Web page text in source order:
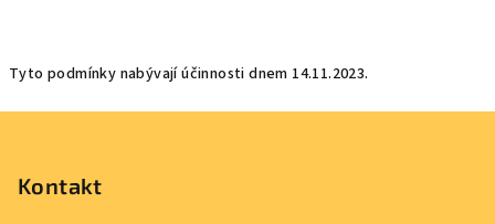
Tyto podmínky nabývají účinnosti dnem 14.11.2023.
Kontakt